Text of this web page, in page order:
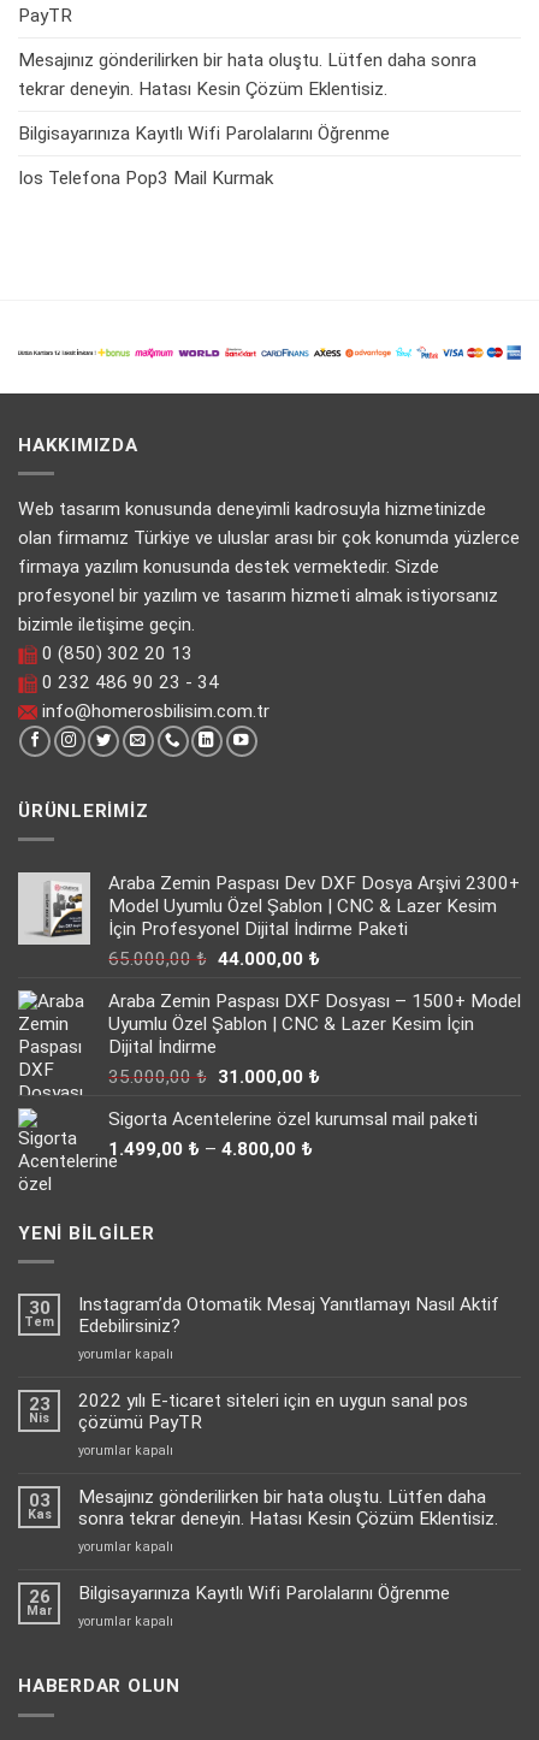
PayTR
Mesajınız gönderilirken bir hata oluştu. Lütfen daha sonra
tekrar deneyin. Hatası Kesin Çözüm Eklentisiz.
Bilgisayarınıza Kayıtlı Wifi Parolalarını Öğrenme
Ios Telefona Pop3 Mail Kurmak
HAKKIMIZDA
Web tasarım konusunda deneyimli kadrosuyla hizmetinizde
olan firmamız Türkiye ve uluslar arası bir çok konumda yüzlerce
firmaya yazılım konusunda destek vermektedir. Sizde
profesyonel bir yazılım ve tasarım hizmeti almak istiyorsanız
bizimle iletişime geçin.
0 (850) 302 20 13
0 232 486 90 23 - 34
info@homerosbilisim.com.tr
ÜRÜNLERIMIZ
Araba Zemin Paspası Dev DXF Dosya Arşivi 2300+
Model Uyumlu Özel Şablon | CNC & Lazer Kesim
İçin Profesyonel Dijital İndirme Paketi
65.000,00₺ Orijinal
65.000,00 ₺.
44.000,00 ₺Şu
fiyat:
44.000,00 ₺.
Araba Zemin Paspası DXF Dosyası – 1500+ Model
Uyumlu Özel Şablon | CNC & Lazer Kesim İçin
Dijital İndirme
35.000,00₺ Orijinal
35.000,00 ₺.
31.000,00 ₺Şu
fiyat:
Sigorta Acentelerine özel kurumsal mail paketi
1.499,00 ₺ – 4.800,00 ₺
YENI BILGILER
30
Tem
Instagram’da Otomatik Mesaj Yanıtlamayı Nasıl Aktif
Edebilirsiniz?
Instagram’da
Mesaj
Yanıtlamayı
Nasıl
Aktif
için
yorumlar kapalı
23
Nis
2022 yılı E-ticaret siteleri için en uygun sanal pos
çözümü PayTR
2022
E-
için
uygun
için
yorumlar kapalı
03
Kas
Mesajınız gönderilirken bir hata oluştu. Lütfen daha
sonra tekrar deneyin. Hatası Kesin Çözüm Eklentisiz.
Mesajınız
bir
hata
oluştu.
sonra
yorumlar kapalı
26
Mar
Bilgisayarınıza Kayıtlı Wifi Parolalarını Öğrenme
Bilgisayarınıza
Parolalarını
yorumlar kapalı
HABERDAR OLUN